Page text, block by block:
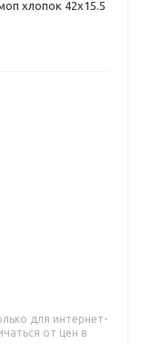
хлопок 42х15.5
для интернет-
от цен в